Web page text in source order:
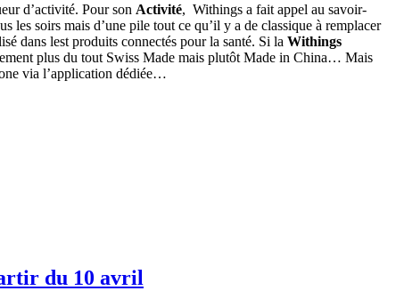
d’activité. Pour son Activité, Withings a fait appel au savoir-
soirs mais d’une pile tout ce qu’il y a de classique à remplacer
dans lest produits connectés pour la santé. Si la Withings
plus du tout Swiss Made mais plutôt Made in China… Mais
via l’application dédiée…
du 10 avril